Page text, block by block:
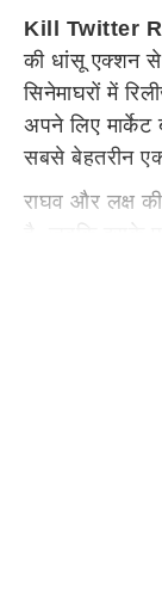
Kill Twitter
की धांसू एक्शन
सिनेमाघरों में
अपने लिए मार्केट
सबसे बेहतरीन
राघव और लक्ष
है. जबकि इसके
फिल्म ने